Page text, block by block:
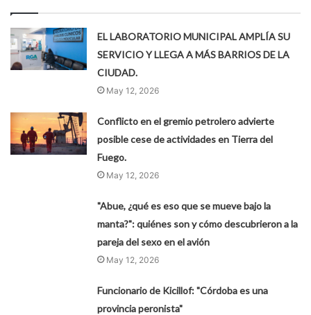
EL LABORATORIO MUNICIPAL AMPLÍA SU
SERVICIO Y LLEGA A MÁS BARRIOS DE LA
CIUDAD.
May 12, 2026
Conflicto en el gremio petrolero advierte
posible cese de actividades en Tierra del
Fuego.
May 12, 2026
"Abue, ¿qué es eso que se mueve bajo la
manta?": quiénes son y cómo descubrieron a la
pareja del sexo en el avión
May 12, 2026
Funcionario de Kicillof: "Córdoba es una
provincia peronista"